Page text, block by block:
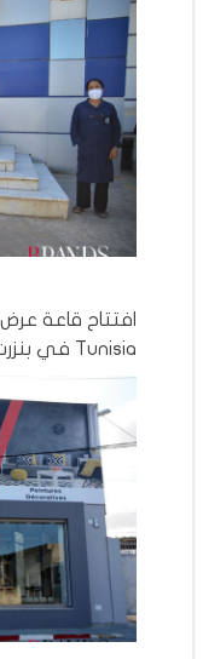
Tunisia في بنزرت Boero Bizerte